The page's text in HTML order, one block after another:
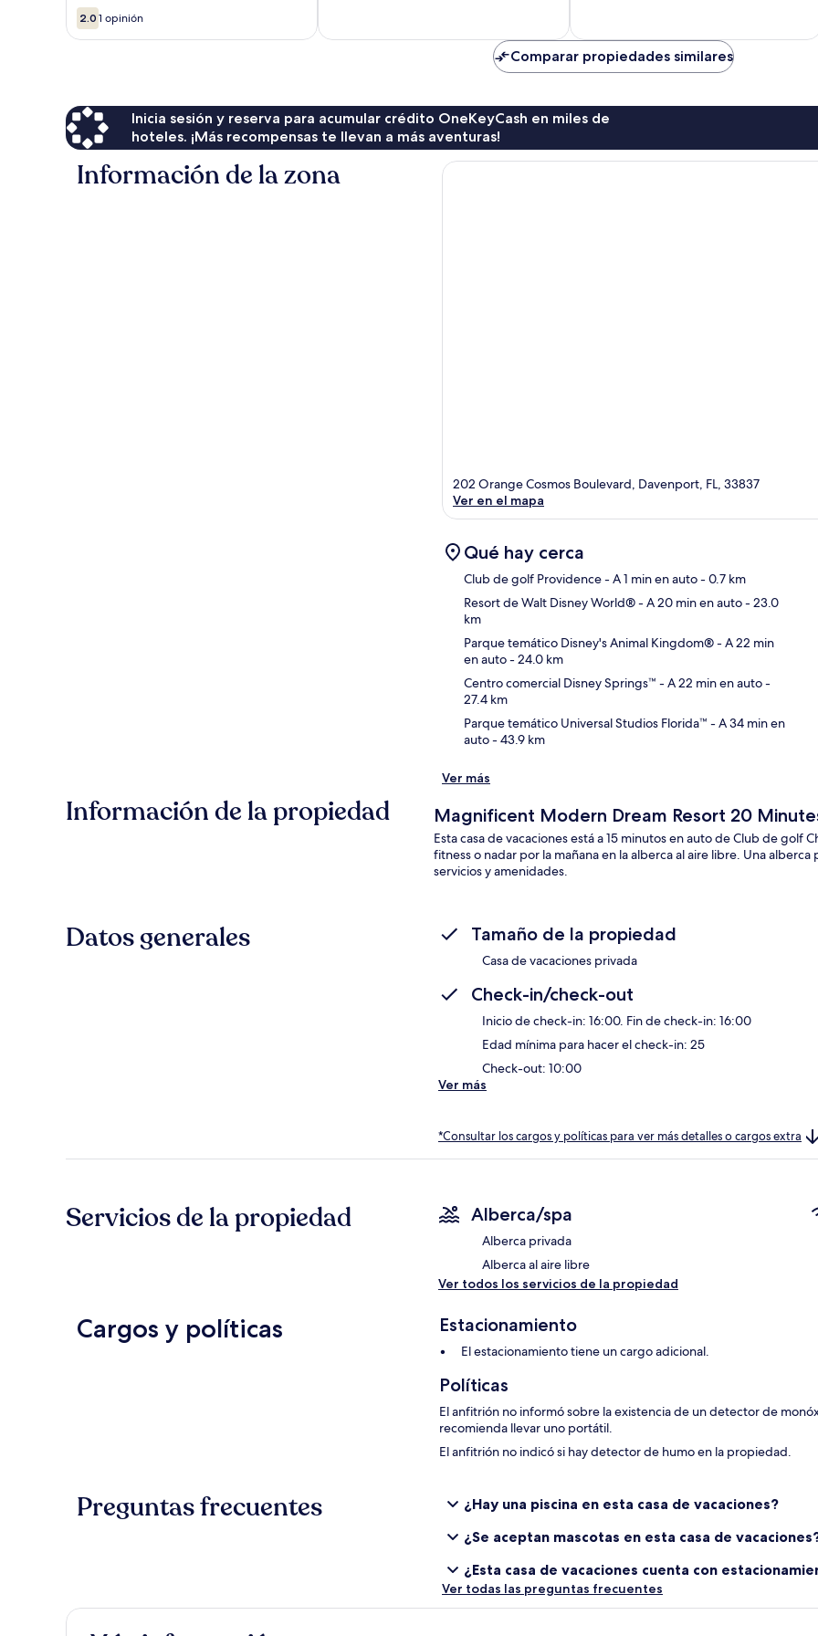
Watersong
2.0
de
2.0 1 opinión
Comparar propiedades similares
Inicia sesión y reserva para acumular crédito OneKeyCash en miles de
hoteles. ¡Más recompensas te llevan a más aventuras!
Información de la zona
202 Orange Cosmos Boulevard, Davenport, FL, 33837
Ver en el mapa
Qué hay cerca
Club de golf Providence- A 1 min en auto- 0.7 km
Resort de Walt Disney World®- A 20 min en auto- 23.0
km
Parque temático Disney's Animal Kingdom®- A 22 min
en auto- 24.0 km
Centro comercial Disney Springs™ - A 22 min en auto-
27.4 km
Parque temático Universal Studios Florida™ - A 34 min en
auto- 43.9 km
Ver más
Información de la propiedad Magnificent Modern Dream Resort 20
Esta casa de vacaciones está a 15 minutos en auto de Club de golf
fitness o nadar por la mañana en la alberca al aire libre. Una
servicios y amenidades.
Datos generales Tamaño de la propiedad
Casa de vacaciones privada
Check-in/check-out
Inicio de check-in: 16:00. Fin de check-in: 16:00
Edad mínima para hacer el check-in: 25
Check-out: 10:00
Ver más
*Consultar los cargos y políticas para ver más detalles o cargos extra
Servicios de la propiedad Alberca/spa
Alberca privada
Alberca al aire libre
Ver todos los servicios de la propiedad
Cargos y políticas Estacionamiento
El estacionamiento tiene un cargo adicional.
Políticas
El anfitrión no informó sobre la existencia de un detector de
recomienda llevar uno portátil.
El anfitrión no indicó si hay detector de humo en la propiedad.
Preguntas frecuentes
¿Hay una piscina en esta casa de vacaciones?
¿Se aceptan mascotas en esta casa de
¿Esta casa de vacaciones cuenta con
Ver todas las preguntas frecuentes